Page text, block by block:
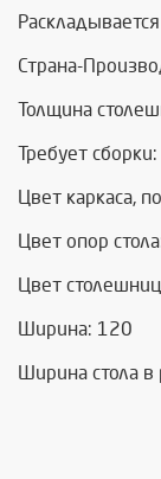
Страна-
Толщина
Требует
Цвет каркаса,
Цвет опор
Цвет
Ширина: 120
Ширина стола